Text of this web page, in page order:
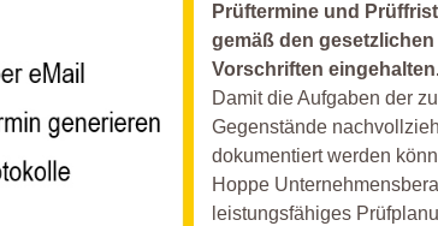
Prüftermine und
gemäß den gesetzlichen
Vorschriften
Damit die Aufgaben der
Gegenstände
dokumentiert werden
Hoppe
leistungsfähiges